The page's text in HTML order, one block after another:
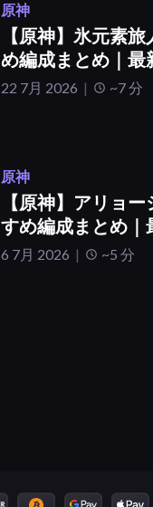
原神
【原神】氷元素
め編成まとめ｜最
22 7月 2026 ~7 分
原神
【原神】アリョ
すめ編成まとめ｜
6 7月 2026 ~5 分